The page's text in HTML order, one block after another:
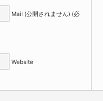
Mail (公開されません) (必
Website